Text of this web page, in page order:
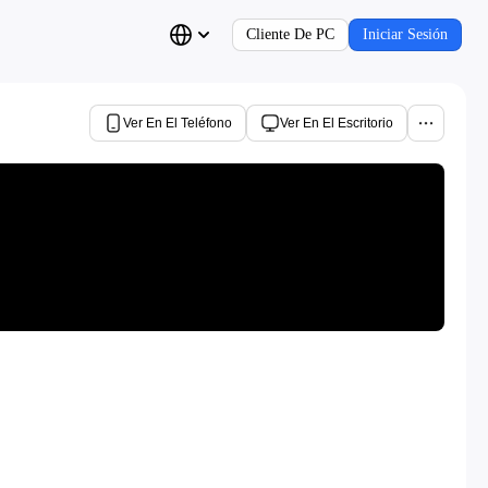
Cliente De PC Iniciar Sesión
Ver En El Teléfono Ver En El Escritorio